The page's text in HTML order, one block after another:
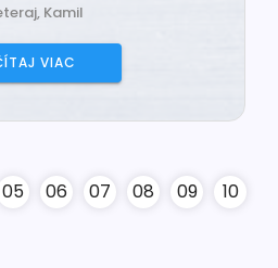
Kamil
VIAC
05 06 07 08 09 10